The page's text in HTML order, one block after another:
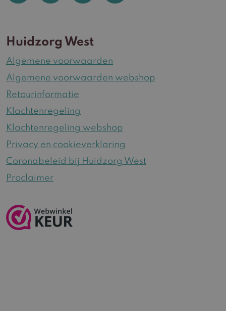
Huidzorg West
Algemene voorwaarden
Algemene voorwaarden webshop
Retourinformatie
Klachtenregeling
Klachtenregeling webshop
Privacy en cookieverklaring
Coronabeleid bij Huidzorg West
Proclaimer